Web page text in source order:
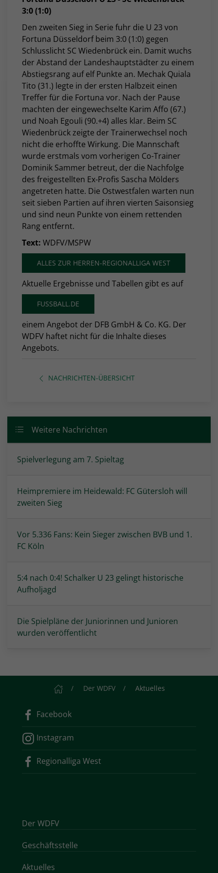
3:0 (1:0)
Den zweiten Sieg in Serie fuhr die U 23 von
Fortuna Düsseldorf beim 3:0 (1:0) gegen
Schlusslicht SC Wiedenbrück ein. Damit wuchs
der Abstand der Landeshauptstädter zu einem
Abstiegsrang auf elf Punkte an. Mechak Quiala
Tito (31.) legte in der ersten Halbzeit einen
Treffer für die Fortuna vor. Nach der Pause
machten der eingewechselte Karim Affo (67.)
und Noah Egouli (90.+4) alles klar. Beim SC
Wiedenbrück zeigte der Trainerwechsel noch
nicht die erhoffte Wirkung. Die Mannschaft
wurde erstmals vom vorherigen Co-Trainer
Dominik Sammer betreut, der die Nachfolge
des freigestellten Ex-Profis Sascha Mölders
angetreten hatte. Die Ostwestfalen warten nun
seit sieben Partien auf ihren vierten Saisonsieg
und sind neun Punkte von einem rettenden
Rang entfernt.
Text: WDFV/MSPW
ALLES ZUR HERREN-REGIONALLIGA WEST
Aktuelle Ergebnisse und Tabellen gibt es auf
FUSSBALL.DE
einem Angebot der DFB GmbH & Co. KG. Der
WDFV haftet nicht für die Inhalte dieses
Angebots.
NACHRICHTEN-ÜBERSICHT
Weitere Nachrichten
Spielverlegung am 7. Spieltag
Heimpremiere im Heidewald: FC Gütersloh will
zweiten Sieg
Vor 5.336 Fans: Kein Sieger zwischen BVB und 1.
FC Köln
5:4 nach 0:4! Schalker U 23 gelingt historische
Aufholjagd
Die Spielpläne der Juniorinnen und Junioren
wurden veröffentlicht
StartseiteDer WDFV Aktuelles
Facebook
Instagram
Regionalliga West
Der WDFV
Geschäftsstelle
Aktuelles